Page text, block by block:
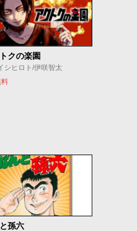
クの楽園
シヒロト/伊咲智太
孫六